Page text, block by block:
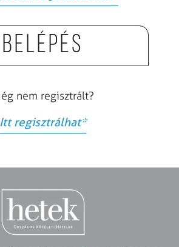
Belépés
nem regisztrált?
Itt regisztrálhat*